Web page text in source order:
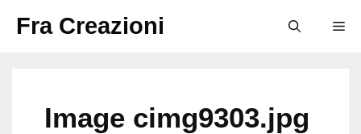
Fra Creazioni
Image cimg9303.jpg